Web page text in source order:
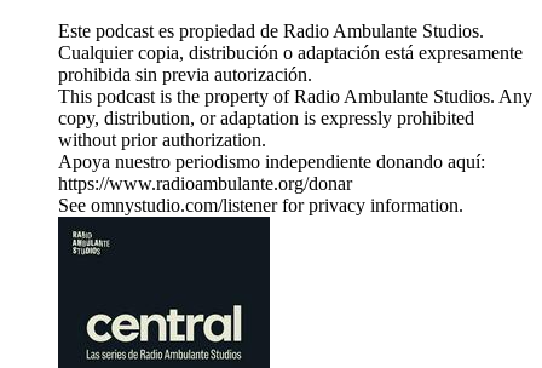
Este podcast es propiedad de Radio Ambulante Studios.
Cualquier copia, distribución o adaptación está expresamente
prohibida sin previa autorización.
This podcast is the property of Radio Ambulante Studios. Any
copy, distribution, or adaptation is expressly prohibited
without prior authorization.
Apoya nuestro periodismo independiente donando aquí:
https://www.radioambulante.org/donar
See omnystudio.com/listener for privacy information.